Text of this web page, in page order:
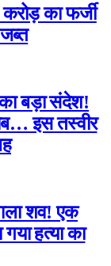
का फर्जी
बड़ा संदेश!
इस तस्वीर
शव! एक
गया हत्या का